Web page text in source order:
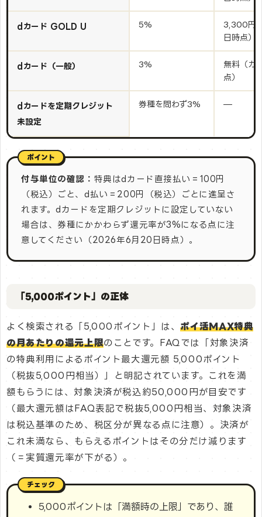
dカード GOLD U 5%
3,300円
日時点）
dカード（一般） 3%
無料（カ
点）
dカードを定期クレジット
未設定
券種を問わず3% —
付与単位の確認： 特典はdカード直接払い＝100円
（税込）ごと、d払い＝200円（税込）ごとに進呈さ
れます。dカードを定期クレジットに設定していない
場合は、券種にかかわらず還元率が3%になる点に注
意してください（2026年6月20日時点）。
「5,000ポイント」の正体
よく検索される「5,000ポイント」は、ポイ活MAX特典
の月あたりの還元上限のことです。FAQでは「対象決済
の特典利用によるポイント最大還元額 5,000ポイント
（税抜5,000円相当）」と明記されています。これを満
額もらうには、対象決済が税込約50,000円が目安です
（最大還元額はFAQ表記で税抜5,000円相当、対象決済
は税込基準のため、税区分が異なる点に注意）。決済が
これ未満なら、もらえるポイントはその分だけ減ります
（＝実質還元率が下がる）。
5,000ポイントは「満額時の上限」であり、誰